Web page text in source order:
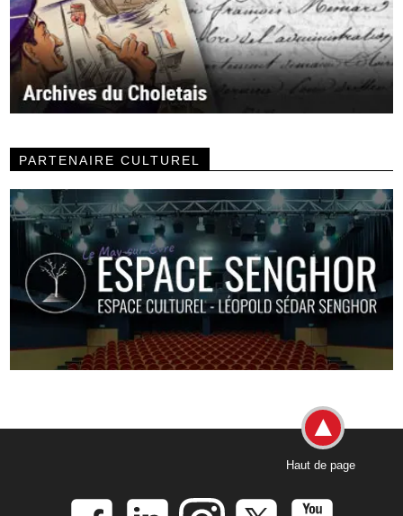
PARTENAIRE CULTUREL
Haut de page